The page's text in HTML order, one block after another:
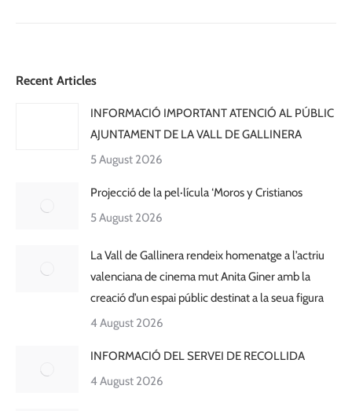
Recent Articles
INFORMACIÓ IMPORTANT ATENCIÓ AL PÚBLIC
AJUNTAMENT DE LA VALL DE GALLINERA
5 August 2026
Projecció de la pel·lícula ‘Moros y Cristianos
5 August 2026
La Vall de Gallinera rendeix homenatge a l’actriu
valenciana de cinema mut Anita Giner amb la
creació d’un espai públic destinat a la seua figura
4 August 2026
INFORMACIÓ DEL SERVEI DE RECOLLIDA
4 August 2026